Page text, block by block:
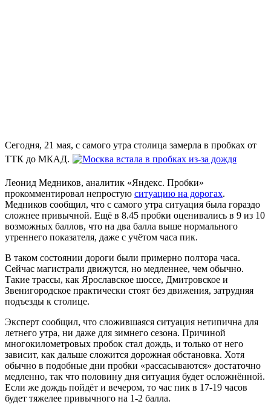
Сегодня, 21 мая, с самого утра столица замерла в пробках от
ТТК до МКАД.
Леонид Медников, аналитик «Яндекс. Пробки»
прокомментировал непростую ситуацию на дорогах.
Медников сообщил, что с самого утра ситуация была гораздо
сложнее привычной. Ещё в 8.45 пробки оценивались в 9 из 10
возможных баллов, что на два балла выше нормального
утреннего показателя, даже с учётом часа пик.
В таком состоянии дороги были примерно полтора часа.
Сейчас магистрали движутся, но медленнее, чем обычно.
Такие трассы, как Ярославское шоссе, Дмитровское и
Звенигородское практически стоят без движения, затрудняя
подъезды к столице.
Эксперт сообщил, что сложившаяся ситуация нетипична для
летнего утра, ни даже для зимнего сезона. Причиной
многокилометровых пробок стал дождь, и только от него
зависит, как дальше сложится дорожная обстановка. Хотя
обычно в подобные дни пробки «рассасываются» достаточно
медленно, так что половину дня ситуация будет осложнённой.
Если же дождь пойдёт и вечером, то час пик в 17-19 часов
будет тяжелее привычного на 1-2 балла.